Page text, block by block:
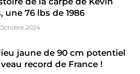
une 76 lbs de 1986
2024
jaune de 90 cm potentiel
record de France !